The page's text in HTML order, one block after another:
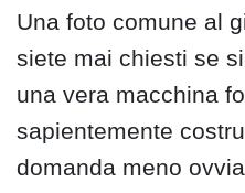
Una foto comune al
siete mai chiesti se
una vera macchina
sapientemente
domanda meno